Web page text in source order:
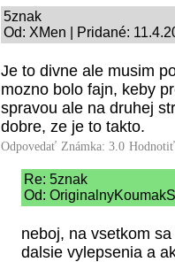
5znak
Od: XMen | Pridané:
Je to divne ale musim
mozno bolo fajn, keby
spravou ale na druhej
dobre, ze je to takto.
Odpovedať Známka: 3.0
Re: 5znak
Od:
neboj, na vsetkom
dalsie vylepsenia a